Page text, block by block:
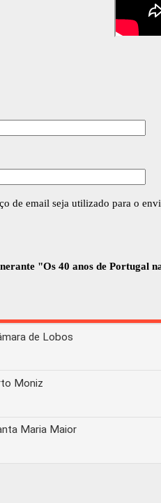
de email seja utilizado para o
"Os 40 anos de Portugal